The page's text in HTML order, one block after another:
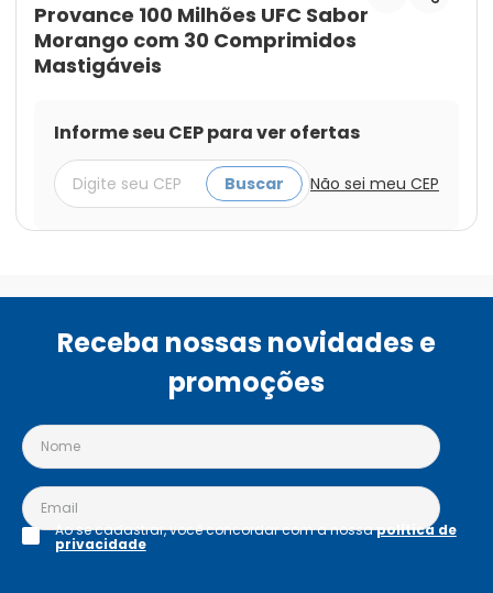
Provance 100 Milhões UFC Sabor
Morango com 30 Comprimidos
Mastigáveis
Informe seu CEP para ver ofertas
Buscar Não sei meu CEP
Receba nossas novidades e
promoções
Ao se cadastrar, você concordar com a nossapolítica de
privacidade